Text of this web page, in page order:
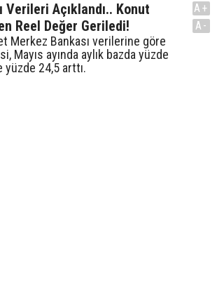
Verileri Açıklandı.. Konut
Reel Değer Geriledi!
Merkez Bankası verilerine göre
Mayıs ayında aylık bazda yüzde
yüzde 24,5 arttı.
A+
A-